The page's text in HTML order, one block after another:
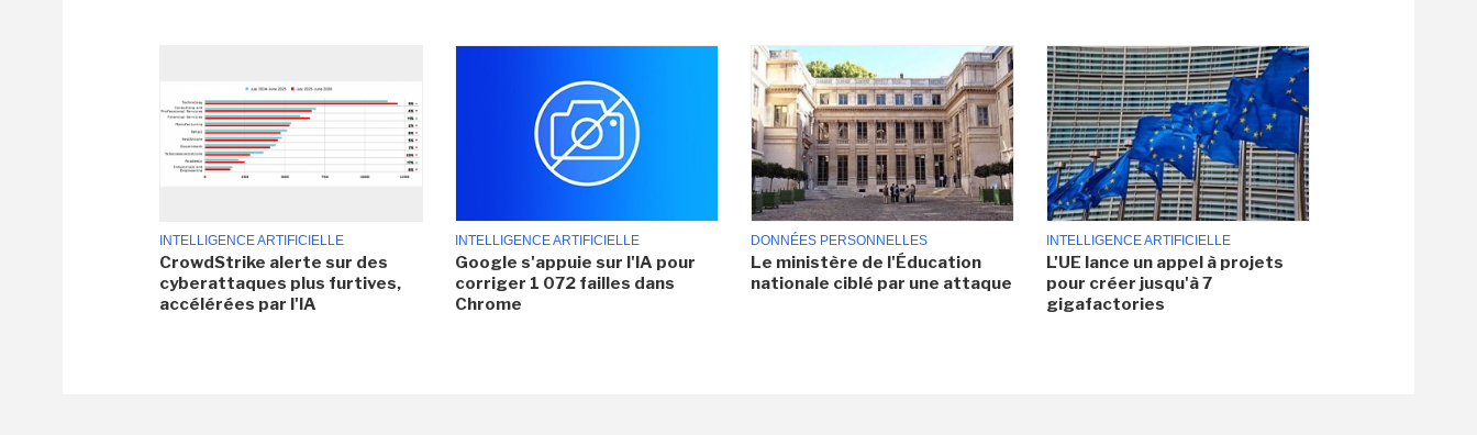
INTELLIGENCE ARTIFICIELLE
CrowdStrike alerte sur des
cyberattaques plus furtives,
accélérées par l'IA
INTELLIGENCE ARTIFICIELLE
Google s'appuie sur l'IA pour
corriger 1 072 failles dans
Chrome
DONNÉES PERSONNELLES
Le ministère de l'Éducation
nationale ciblé par une attaque
INTELLIGENCE ARTIFICIELLE
L'UE lance un appel à projets
pour créer jusqu'à 7
gigafactories